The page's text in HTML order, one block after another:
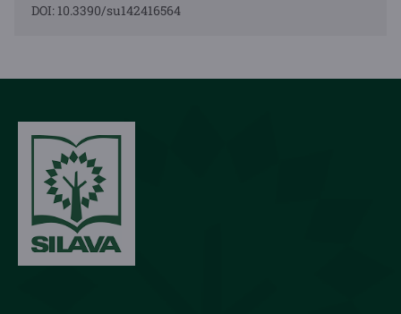
DOI: 10.3390/su142416564